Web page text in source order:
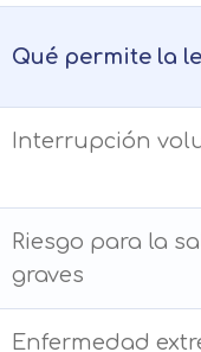
Qué permite la
Interrupción
Riesgo para la
graves
Enfermedad